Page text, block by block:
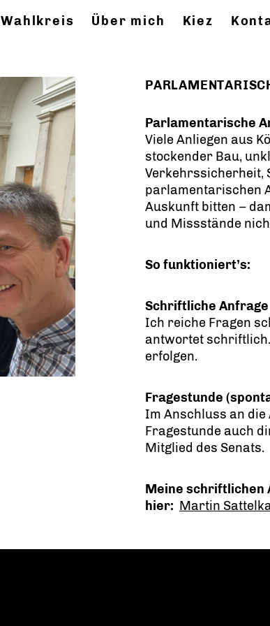
Wahlkreis Über mich Kiez
Parlamentarische
Viele Anliegen aus
stockender Bau,
Verkehrssicherheit,
parlamentarischen
Auskunft bitten –
und Missstände
So funktioniert’s:
Schriftliche Anfrage
Ich reiche Fragen
antwortet
erfolgen.
Fragestunde
Im Anschluss an die
Fragestunde auch
Mitglied des Senats.
Meine schriftlichen
hier: Martin